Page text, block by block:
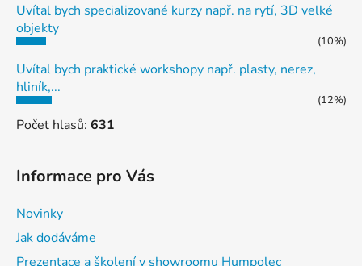
Uvítal bych specializované kurzy např. na rytí, 3D velké
objekty
(10%)
Uvítal bych praktické workshopy např. plasty, nerez,
hliník,...
(12%)
Počet hlasů: 631
Informace pro Vás
Novinky
Jak dodáváme
Prezentace a školení v showroomu Humpolec